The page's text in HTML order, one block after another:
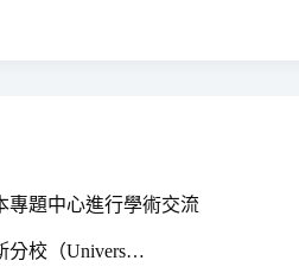
專題中心進行學術交流
分校（Univers…